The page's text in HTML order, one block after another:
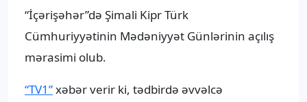
“İçərişəhər”də Şimali Kipr Türk
Cümhuriyyətinin Mədəniyyət Günlərinin açılış
mərasimi olub.
“TV1”xəbər verir ki, tədbirdə əvvəlcə